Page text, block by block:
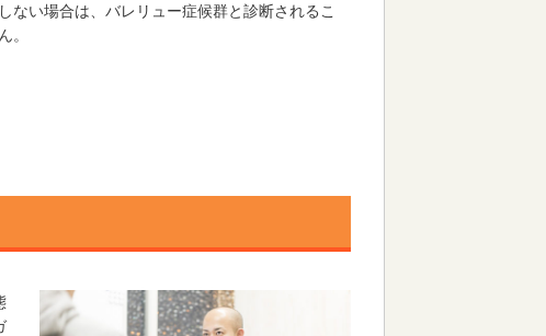
ない場合は、バレリュー症候群と診断されるこ
。